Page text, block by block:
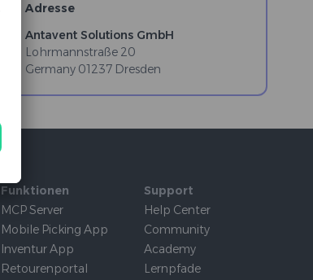
Adresse
Antavent Solutions GmbH
Lohrmannstraße 20
Germany 01237 Dresden
Funktionen
MCP Server
Mobile Picking App
Inventur App
Retourenportal
Support
Help Center
Community
Academy
Lernpfade